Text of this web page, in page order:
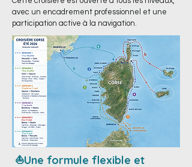
avec un encadrement professionnel et une
participation active à la navigation.
⛵Une formule flexible et